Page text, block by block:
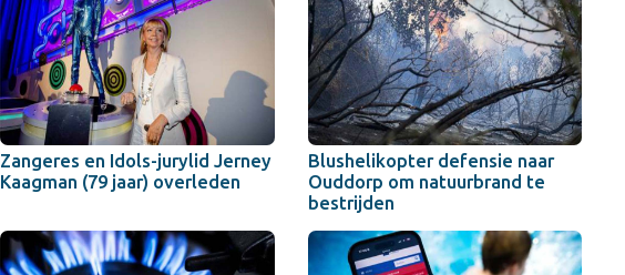
Zangeres en Idols-jurylid Jerney
Kaagman (79 jaar) overleden
Blushelikopter defensie naar
Ouddorp om natuurbrand te
bestrijden